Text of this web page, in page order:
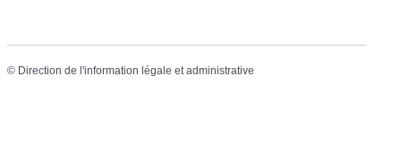
© Direction de l'information légale et administrative